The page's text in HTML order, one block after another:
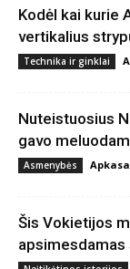
Kodėl kai kurie
vertikalius
Technika ir ginklai
Nuteistuosius
gavo
Asmenybės
Šis Vokietijos
apsimesdamas